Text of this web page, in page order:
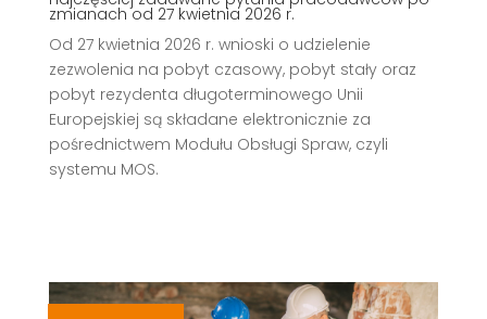
zmianach od 27 kwietnia 2026 r.
Od 27 kwietnia 2026 r. wnioski o udzielenie
zezwolenia na pobyt czasowy, pobyt stały oraz
pobyt rezydenta długoterminowego Unii
Europejskiej są składane elektronicznie za
pośrednictwem Modułu Obsługi Spraw, czyli
systemu MOS.